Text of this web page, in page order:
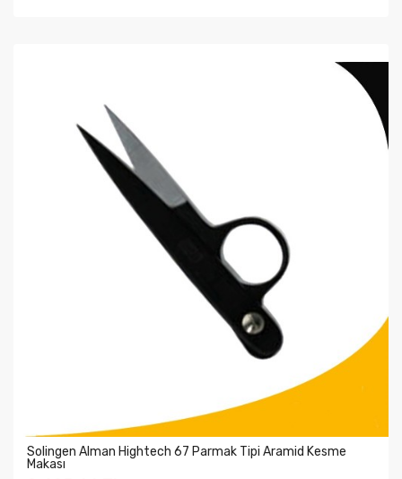
Solingen Alman Hightech 67 Parmak Tipi Aramid Kesme
Makası